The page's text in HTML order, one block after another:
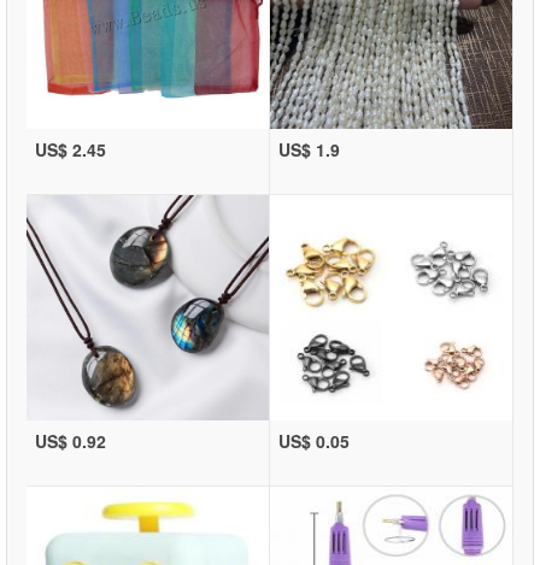
US$ 2.45 US$ 1.9
US$ 0.92 US$ 0.05